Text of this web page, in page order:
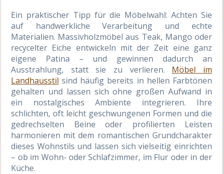
Ein praktischer Tipp für die Möbelwahl: Achten Sie
auf handwerkliche Verarbeitung und echte
Materialien. Massivholzmöbel aus Teak, Mango oder
recycelter Eiche entwickeln mit der Zeit eine ganz
eigene Patina – und gewinnen dadurch an
Ausstrahlung, statt sie zu verlieren. Möbel im
Landhausstil sind häufig bereits in hellen Farbtönen
gehalten und lassen sich ohne großen Aufwand in
ein nostalgisches Ambiente integrieren. Ihre
schlichten, oft leicht geschwungenen Formen und die
gedrechselten Beine oder profilierten Leisten
harmonieren mit dem romantischen Grundcharakter
dieses Wohnstils und lassen sich vielseitig einrichten
– ob im Wohn- oder Schlafzimmer, im Flur oder in der
Küche.